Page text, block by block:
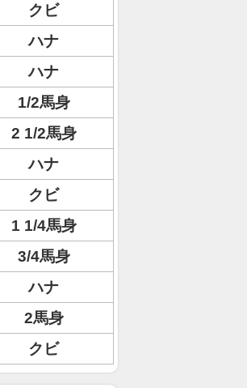
クビ
ハナ
ハナ
1/2馬身
2 1/2馬身
ハナ
クビ
1 1/4馬身
3/4馬身
ハナ
2馬身
クビ